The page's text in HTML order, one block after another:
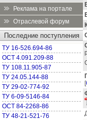
Реклама на портале
Отраслевой форум
Последние поступления
ТУ 16-526.694-86
ОСТ 4.091.209-88
ТУ 108.11.905-87
ТУ 24.05.144-88
ТУ 29-02-774-92
ТУ 6-09-5146-84
ОСТ 84-2268-86
ТУ 48-21-521-76
[